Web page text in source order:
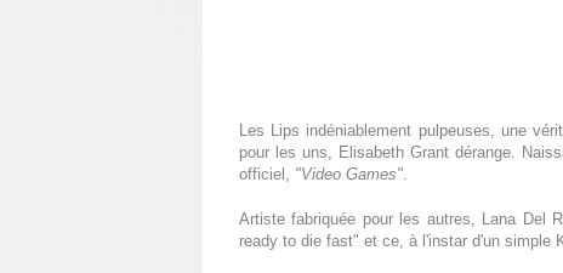
Les Lips indéniablement pulpeuses, une
pour les uns, Elisabeth Grant dérange.
officiel, "Video Games"
Artiste fabriquée pour les autres, Lana Del
ready to die fast" et ce, à l'instar d'un simple